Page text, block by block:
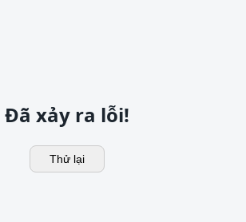
Đã xảy ra lỗi!
Thử lại